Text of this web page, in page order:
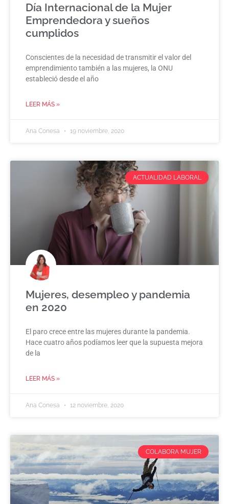
Día Internacional de la Mujer
Emprendedora y sueños
cumplidos
Conscientes de la necesidad de transmitir el valor del
emprendimiento también a las mujeres, la ONU
estableció desde el año
LEER MÁS »
Ana Conesa 19 noviembre, 2020
ACTUALIDAD LABORAL
Mujeres, desempleo y pandemia
en 2020
El paro crece entre las mujeres durante la pandemia.
Hace cuatro años podíamos leer que la supuesta mejora
de la
LEER MÁS »
Ana Conesa 12 noviembre, 2020
COLABORA MUJER